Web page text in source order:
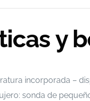
y
incorporada –
sonda de